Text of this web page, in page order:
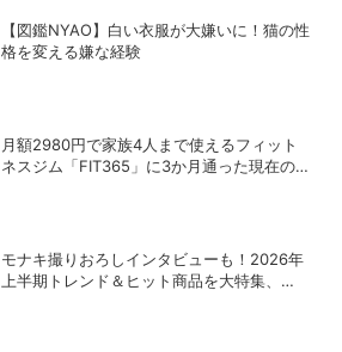
【図鑑NYAO】白い衣服が大嫌いに！猫の性
格を変える嫌な経験
月額2980円で家族4人まで使えるフィット
ネスジム「FIT365」に3か月通った現在のリ
モナキ撮りおろしインタビューも！2026年
上半期トレンド＆ヒット商品を大特集、